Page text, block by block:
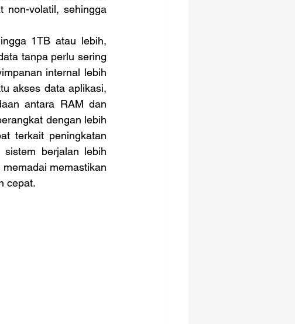
non-volatil, sehingga
tanpa perlu sering
internal lebih
akses data aplikasi,
antara RAM dan
dengan lebih
terkait peningkatan
berjalan lebih
memastikan
cepat.